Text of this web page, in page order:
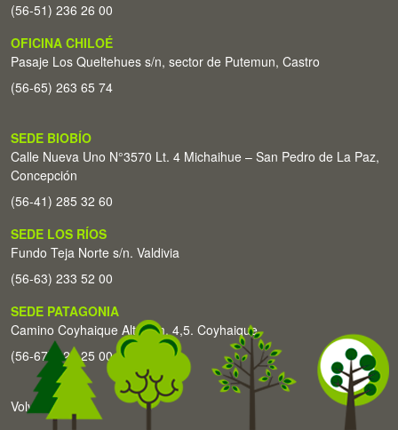
(56-51) 236 26 00
OFICINA CHILOÉ
Pasaje Los Queltehues s/n, sector de Putemun, Castro
(56-65) 263 65 74
SEDE BIOBÍO
Calle Nueva Uno N°3570 Lt. 4 Michaihue – San Pedro de La Paz,
Concepción
(56-41) 285 32 60
SEDE LOS RÍOS
Fundo Teja Norte s/n. Valdivia
(56-63) 233 52 00
SEDE PATAGONIA
Camino Coyhaique Alto Km. 4,5. Coyhaique
(56-67) 226 25 00
Volver arriba